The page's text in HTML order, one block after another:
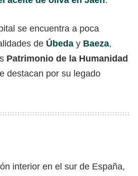
se encuentra a poca
de Úbeda y Baeza,
Patrimonio de la Humanidad
destacan por su legado
interior en el sur de España,